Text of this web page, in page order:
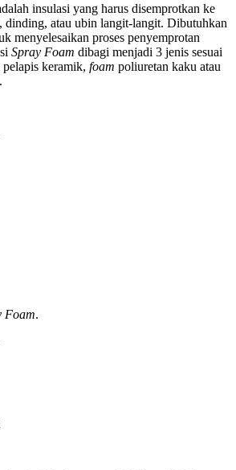
insulasi yang harus disemprotkan ke
dinding, atau ubin langit-langit. Dibutuhkan
menyelesaikan proses penyemprotan
Spray Foam dibagi menjadi 3 jenis sesuai
keramik, foam poliuretan kaku atau
Foam.